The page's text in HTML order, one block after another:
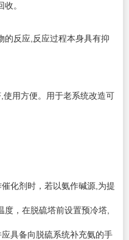
。
反应,反应过程本身具有抑
用方便。用于老系统改造可
化剂时，若以氨作碱源,为提
，在脱硫塔前设置预冷塔,
具备向脱硫系统补充氨的手